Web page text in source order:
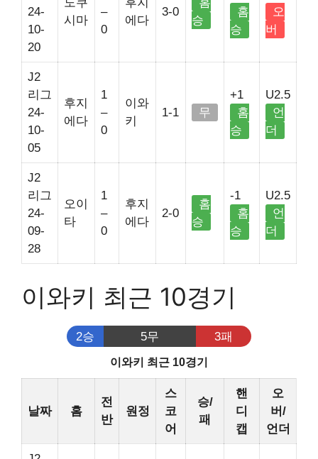
24-
10-
20
시마
–
0
에다
3-0
승
홈
승
오
버
J2
리그
24-
10-
05
후지
에다
1
–
0
이와
키
1-1 무
+1
홈
승
U2.5
언
더
J2
리그
24-
09-
28
오이
타
1
–
0
후지
에다
2-0
홈
승
-1
홈
승
U2.5
언
더
이와키 최근 10경기
2승 5무 3패
이와키 최근 10경기
날짜 홈
전
반
원정
스
코
어
승/
패
핸
디
캡
오
버/
언더